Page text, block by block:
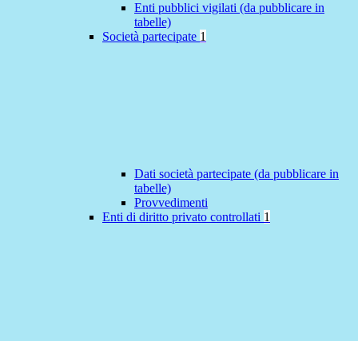
Enti pubblici vigilati (da pubblicare in
tabelle)
Società partecipate 1
Dati società partecipate (da pubblicare in
tabelle)
Provvedimenti
Enti di diritto privato controllati 1